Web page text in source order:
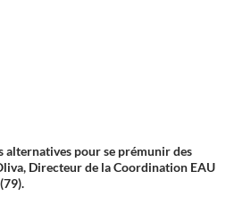
alternatives pour se prémunir des
Directeur de la Coordination EAU